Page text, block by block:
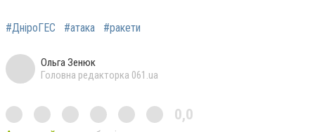
#ДніроГЕС #атака #ракети
Ольга Зенюк
Головна редакторка 061.ua
0,0